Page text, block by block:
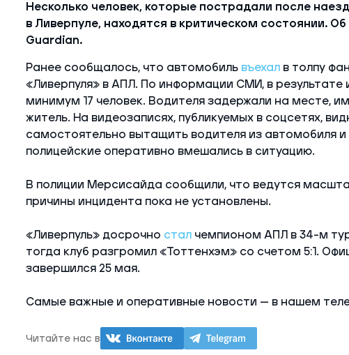
Несколько человек, которые пострадали после
в Ливерпуле, находятся в критическом состоянии.
Guardian.
Ранее сообщалось, что автомобиль въехал в толпу
«Ливерпуля» в АПЛ. По информации СМИ, в результате
минимум 17 человек. Водителя задержали на месте, им
житель. На видеозаписях, публикуемых в соцсетях,
самостоятельно вытащить водителя из автомобиля и
полицейские оперативно вмешались в ситуацию.
В полиции Мерсисайда сообщили, что ведутся
причины инцидента пока не установлены.
«Ливерпуль» досрочно стал чемпионом АПЛ в 34-м
тогда клуб разгромил «Тоттенхэм» со счетом 5:1.
завершился 25 мая.
Самые важные и оперативные новости — в нашем
Читайте нас в